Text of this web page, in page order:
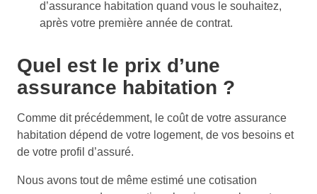
d’assurance habitation quand vous le souhaitez,
après votre première année de contrat.
Quel est le prix d’une
assurance habitation ?
Comme dit précédemment, le coût de votre assurance
habitation dépend de votre logement, de vos besoins et
de votre profil d’assuré.
Nous avons tout de même estimé une cotisation